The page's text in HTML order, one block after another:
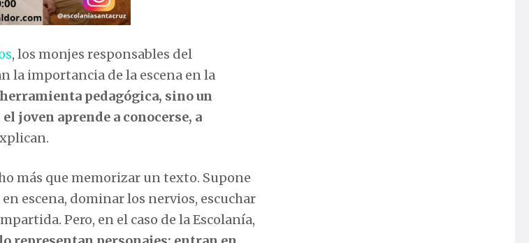
, los monjes responsables del
la importancia de la escena en la
pedagógica, sino un
joven aprende a conocerse, a
más que memorizar un texto. Supone
escena, dominar los nervios, escuchar
Pero, en el caso de la Escolanía,